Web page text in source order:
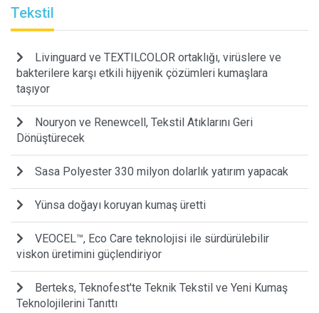
Tekstil
Livinguard ve TEXTILCOLOR ortaklığı, virüslere ve
bakterilere karşı etkili hijyenik çözümleri kumaşlara
taşıyor
Nouryon ve Renewcell, Tekstil Atıklarını Geri
Dönüştürecek
Sasa Polyester 330 milyon dolarlık yatırım yapacak
Yünsa doğayı koruyan kumaş üretti
VEOCEL™, Eco Care teknolojisi ile sürdürülebilir
viskon üretimini güçlendiriyor
Berteks, Teknofest'te Teknik Tekstil ve Yeni Kumaş
Teknolojilerini Tanıttı